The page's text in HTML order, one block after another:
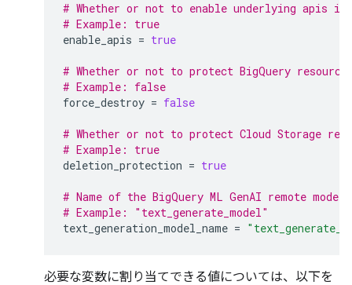
# Whether or not to enable underlying apis
# Example: true
enable_apis = true
# Whether or not to protect BigQuery
# Example: false
force_destroy = false
# Whether or not to protect Cloud Storage
# Example: true
deletion_protection = true
# Name of the BigQuery ML GenAI remote
# Example: "text_generate_model"
text_generation_model_name =
必要な変数に割り当てできる値については、以下を